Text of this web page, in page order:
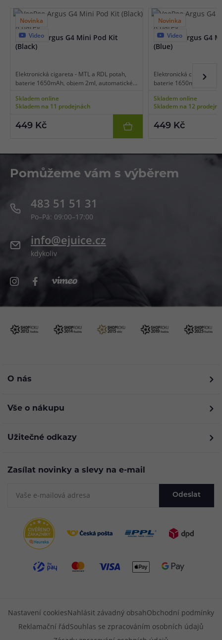
Novinka
Video
8 barev
VooPoo Argus G4 Mini Pod Kit
(Black)
Elektronická cigareta - MTL a RDL potah,
baterie 1650mAh, objem 2ml, automatické
regulace air-flow, inteligentní detekce
odporu, převratná technologie Multi Ohm,
3.0, dlouhá životnost cartridgí, inovativní
Skladem online
Skladem na 11 prodejnách
449 Kč
Novinka
Video
8 barev
VooPoo Argus G4
(Blue)
Elektronická cigareta -
baterie 1650mAh,
regulace air-flow,
odporu, převratná
3.0, dlouhá životnost
Skladem online
Skladem na 12
449 Kč
Pomůžeme vám s výběrem
483 51 51 31
Po–Pá: 09:00–17:00
info@ejuice.cz
kdykoliv
O nás
Vše o nákupu
Užitečné odkazy
Zasílat novinky a slevy na e-mail
Odeslat
Nastavení cookiesNahlásit závadný obsahObchodní podmínky
Reklamační řádSouhlas se zpracováním osobních údajů